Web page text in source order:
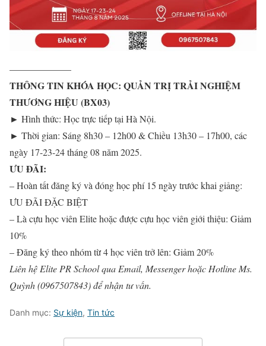
——————–
THÔNG TIN KHÓA HỌC: QUẢN TRỊ TRẢI NGHIỆM
THƯƠNG HIỆU (BX03)
► Hình thức: Học trực tiếp tại Hà Nội.
► Thời gian: Sáng 8h30 – 12h00 & Chiều 13h30 – 17h00, các
ngày 17-23-24 tháng 08 năm 2025.
ƯU ĐÃI:
– Hoàn tất đăng ký và đóng học phí 15 ngày trước khai giảng:
ƯU ĐÃI ĐẶC BIỆT
– Là cựu học viên Elite hoặc được cựu học viên giới thiệu: Giảm
10%
– Đăng ký theo nhóm từ 4 học viên trở lên: Giảm 20%
Liên hệ Elite PR School qua Email, Messenger hoặc Hotline Ms.
Quỳnh (0967507843) để nhận tư vấn.
Danh mục: Sự kiện, Tin tức